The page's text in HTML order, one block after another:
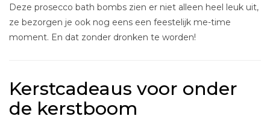
Deze prosecco bath bombs zien er niet alleen heel leuk uit,
ze bezorgen je ook nog eens een feestelijk me-time
moment. En dat zonder dronken te worden!
Kerstcadeaus voor onder
de kerstboom